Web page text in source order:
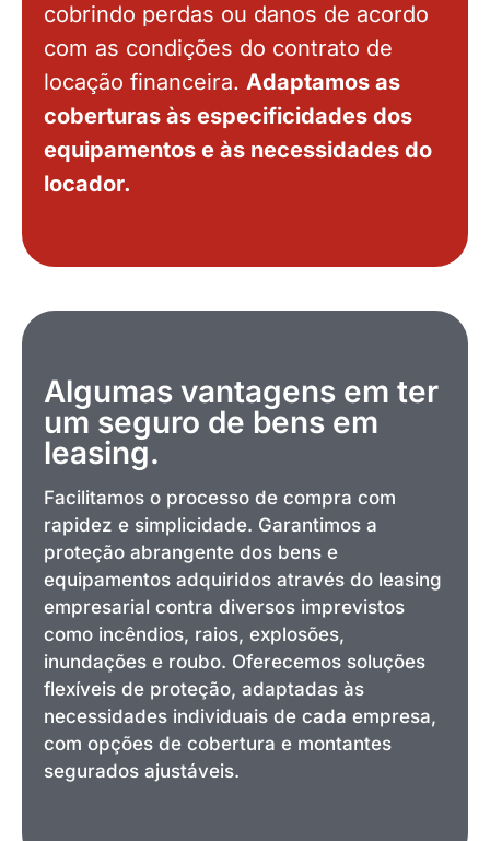
cobrindo perdas ou danos de acordo
com as condições do contrato de
locação financeira. Adaptamos as
coberturas às especificidades dos
equipamentos e às necessidades do
locador.
Algumas vantagens em ter
um seguro de bens em
leasing.
Facilitamos o processo de compra com
rapidez e simplicidade. Garantimos a
proteção abrangente dos bens e
equipamentos adquiridos através do leasing
empresarial contra diversos imprevistos
como incêndios, raios, explosões,
inundações e roubo. Oferecemos soluções
flexíveis de proteção, adaptadas às
necessidades individuais de cada empresa,
com opções de cobertura e montantes
segurados ajustáveis.